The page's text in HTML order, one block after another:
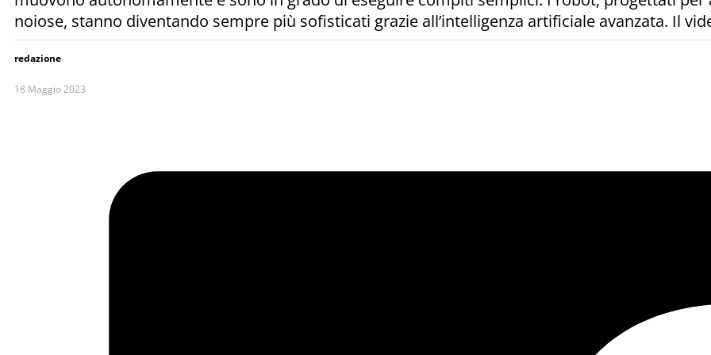
noiose, stanno diventando sempre più sofisticati grazie all’intelligenza artificiale avanzata. Il
redazione
18 Maggio 2023